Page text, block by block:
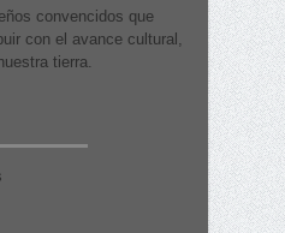
convencidos que
con el avance cultural,
tierra.